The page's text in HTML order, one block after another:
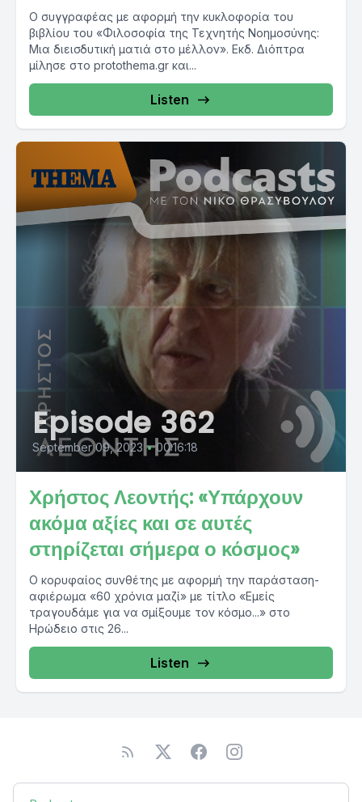
Ο συγγραφέας με αφορμή την κυκλοφορία του
βιβλίου του «Φιλοσοφία της Τεχνητής Νοημοσύνης:
Μια διεισδυτική ματιά στο μέλλον». Εκδ. Διόπτρα
μίλησε στο protothema.gr και...
Listen
Episode 362
September 09, 2023 • 00:16:18
Χρήστος Λεοντής: «Υπάρχουν
ακόμα αξίες και σε αυτές
στηρίζεται σήμερα ο κόσμος»
Ο κορυφαίος συνθέτης με αφορμή την παράσταση-
αφιέρωμα «60 χρόνια μαζί» με τίτλο «Εμείς
τραγουδάμε για να σμίξουμε τον κόσμο...» στο
Ηρώδειο στις 26...
Listen